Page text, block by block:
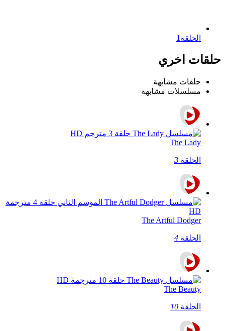
الحلقة1
حلقات اخري
حلقات مشابهة
مسلسلات مشابهة
The Lady
الحلقة 3
The Artful Dodger
الحلقة 4
The Beauty
الحلقة 10